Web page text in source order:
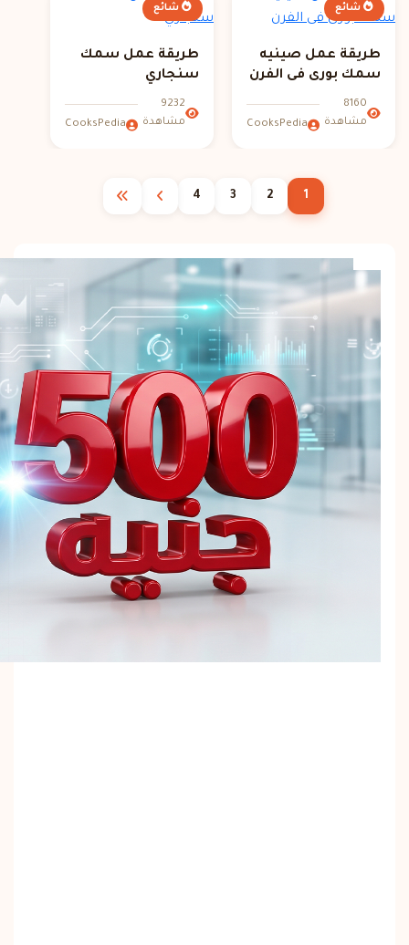
شائع
طريقة عمل صينيه
سمك بورى فى الفرن
8160
مشاهدة
CooksPedia
شائع
طريقة عمل سمك
سنجاري
9232
مشاهدة
CooksPedia
1
2
3
4